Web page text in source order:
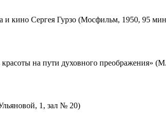
и кино Сергея Гурзо (Мосфильм, 1950, 95
на пути духовного преображения»
1, зал № 20)